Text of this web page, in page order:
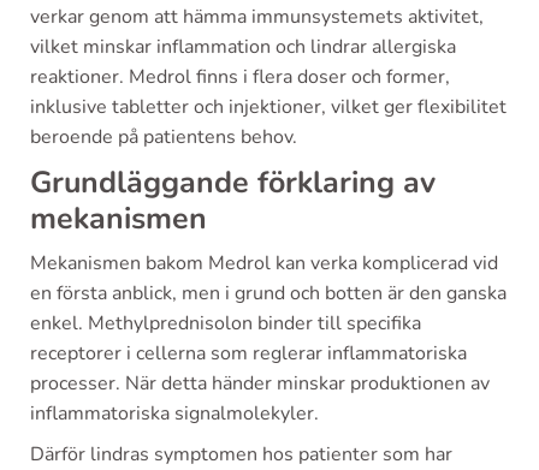
verkar genom att hämma immunsystemets aktivitet,
vilket minskar inflammation och lindrar allergiska
reaktioner. Medrol finns i flera doser och former,
inklusive tabletter och injektioner, vilket ger flexibilitet
beroende på patientens behov.
Grundläggande förklaring av
mekanismen
Mekanismen bakom Medrol kan verka komplicerad vid
en första anblick, men i grund och botten är den ganska
enkel. Methylprednisolon binder till specifika
receptorer i cellerna som reglerar inflammatoriska
processer. När detta händer minskar produktionen av
inflammatoriska signalmolekyler.
Därför lindras symptomen hos patienter som har